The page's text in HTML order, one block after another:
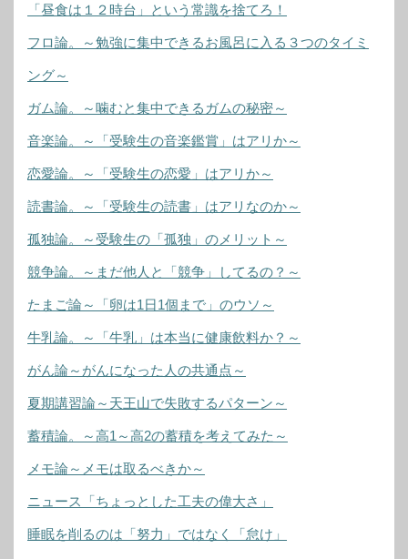
「昼食は１２時台」という常識を捨てろ！
フロ論。～勉強に集中できるお風呂に入る３つのタイミ
ング～
ガム論。～噛むと集中できるガムの秘密～
音楽論。～「受験生の音楽鑑賞」はアリか～
恋愛論。～「受験生の恋愛」はアリか～
読書論。～「受験生の読書」はアリなのか～
孤独論。～受験生の「孤独」のメリット～
競争論。～まだ他人と「競争」してるの？～
たまご論～「卵は1日1個まで」のウソ～
牛乳論。～「牛乳」は本当に健康飲料か？～
がん論～がんになった人の共通点～
夏期講習論～天王山で失敗するパターン～
蓄積論。～高1～高2の蓄積を考えてみた～
メモ論～メモは取るべきか～
ニュース「ちょっとした工夫の偉大さ」
睡眠を削るのは「努力」ではなく「怠け」